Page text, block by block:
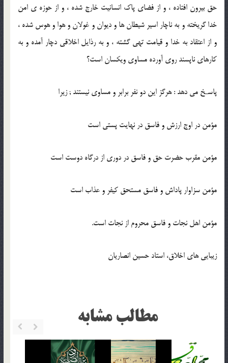
حق بيرون افتاده ، و از فضاى پاك انسانيت خارج شده ، و از حوزه ى امن
خدا گريخته و به ناچار اسير شيطان ها و ديوان و غولان و هوا و هوس شده ،
و از اعتقاد به خدا و قيامت تهى گشته ، و به رذايل اخلاقى دچار آمده و به
كارهاى ناپسند روى آورده مساوى ويكسان است؟
پاسـخ مى دهد : هرگز اين دو نفر برابر و مساوى نيستند ; زيرا
مؤمن در اوج ارزش و فاسق در نهايت پستى است
مؤمن مقرب حضرت حق و فاسق در دورى از درگاه دوست است
مؤمن سزاوار پاداش و فاسق مستحق كيفر و عذاب است
مؤمن اهل نجات و فاسق محروم از نجات است.
زیبایی های اخلاق، استاد حسین انصاریان
مطالب مشابه